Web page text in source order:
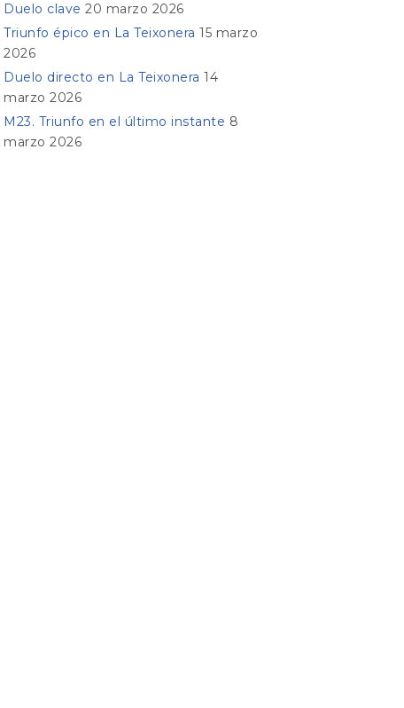
Duelo clave 20 marzo 2026
Triunfo épico en La Teixonera 15 marzo
2026
Duelo directo en La Teixonera 14
marzo 2026
M23. Triunfo en el último instante 8
marzo 2026